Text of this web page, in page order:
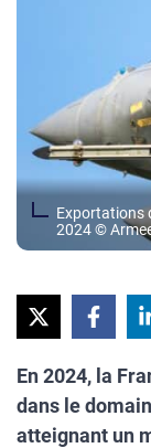
Exportations
2024 ©
En 2024, la
dans le
atteignant un